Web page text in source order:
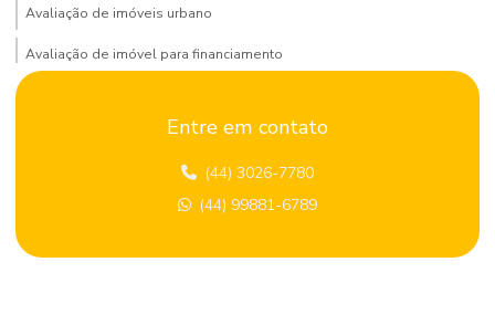
Avaliação de imóveis urbano
Avaliação de imóvel para financiamento
Avaliação de locação de imóvel
Avaliação patrimonial de imóveis
Avaliação de terrenos
Entre em contato
(44) 3026-7780
(44) 99881-6789